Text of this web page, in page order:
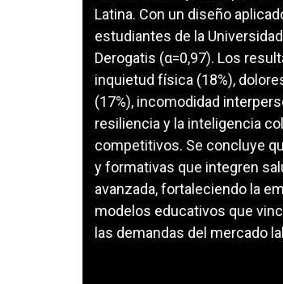
Latina. Con un diseño
estudiantes de la
Derogatis (α=0,97). Los
inquietud física (18%),
(17%), incomodidad
resiliencia y la inteligencia
competitivos. Se concluye
y formativas que integren
avanzada, fortaleciendo la
modelos educativos que
las demandas del mercado